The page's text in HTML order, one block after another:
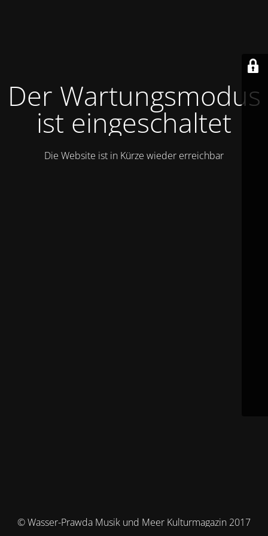
Der Wartungsmodus
ist eingeschaltet
Die Website ist in Kürze wieder erreichbar
© Wasser-Prawda Musik und Meer Kulturmagazin 2017